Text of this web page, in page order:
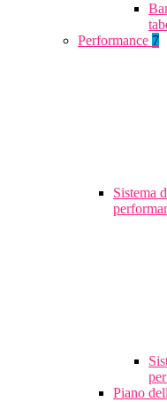
Performance 7
Sistema
Piano